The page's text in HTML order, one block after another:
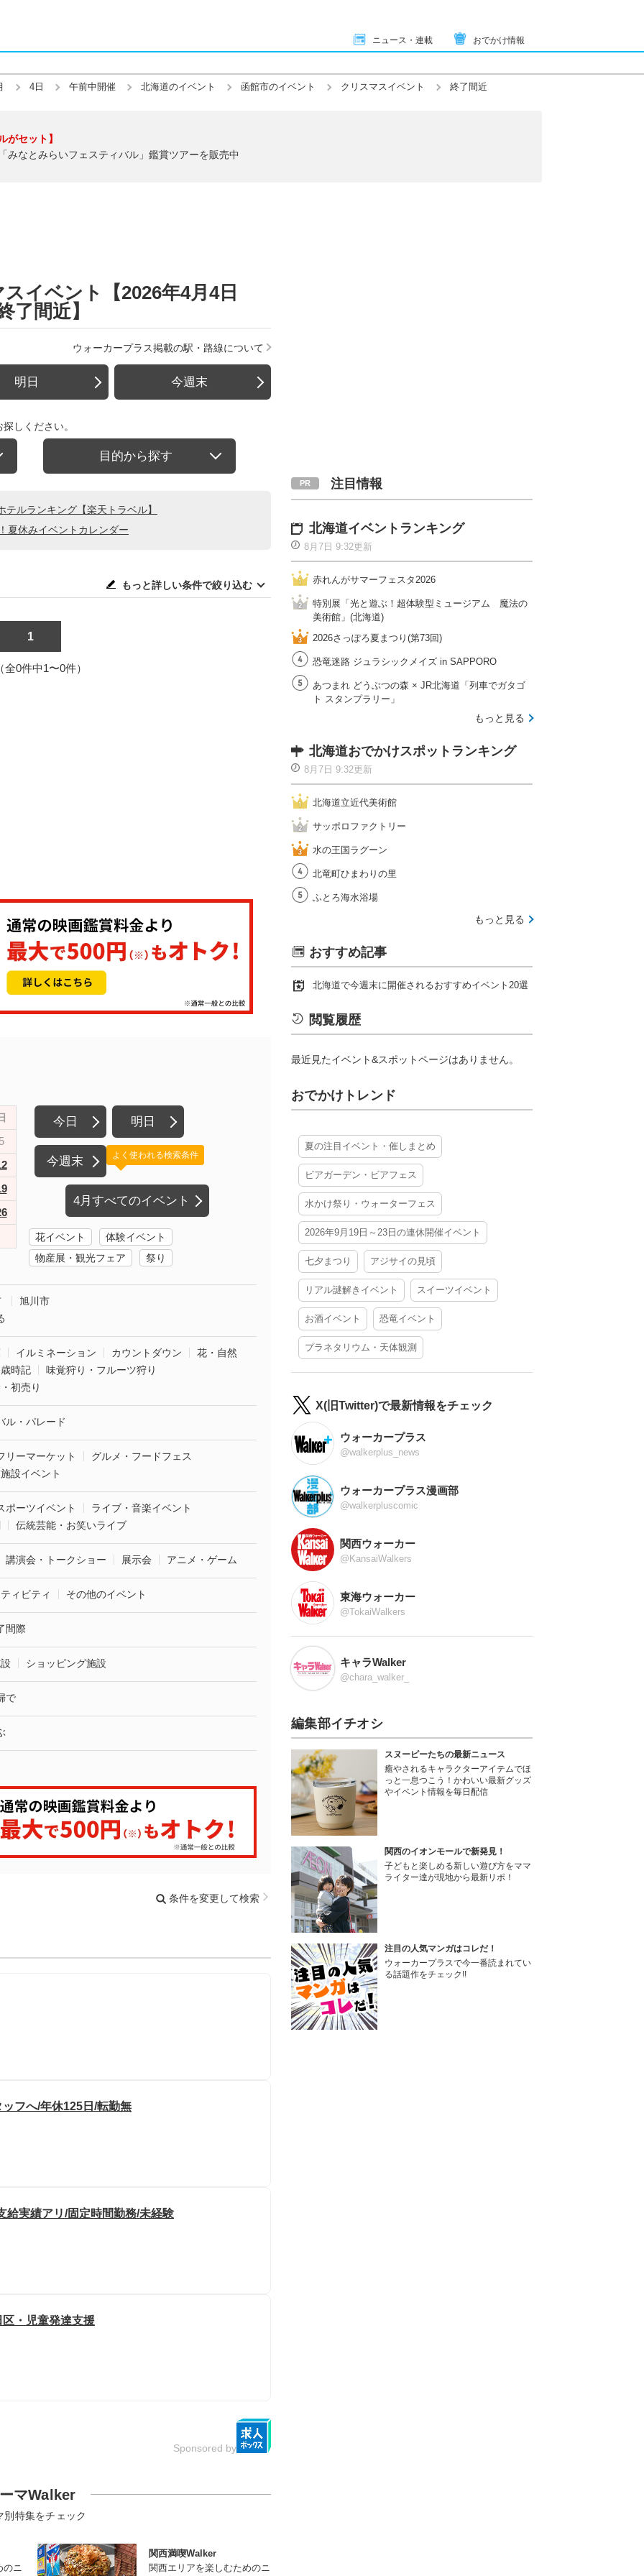
ニュース・連載 おでかけ情報
4日 午前中開催 北海道のイベント 函館市のイベント クリスマスイベント 終了間近
がセット】
みなとみらいフェスティバル」鑑賞ツアーを販売中
イベント【2026年4月4日
了間近】
ウォーカープラス掲載の駅・路線について
明日 今週末
しください。
目的から探す
ルランキング【楽天トラベル】
夏休みイベントカレンダー
もっと詳しい条件で絞り込む
1
全0件中1〜0件）
今日 明日
今週末
4月すべてのイベント
よく使われる検索条件
花イベント
体験イベント
物産展・観光フェア
祭り
旭川市
イルミネーション カウントダウン
花・自然
時記
味覚狩り・フルーツ狩り
初売り
ル・パレード
リーマーケット
グルメ・フードフェス
設イベント
ポーツイベント
ライブ・音楽イベント
伝統芸能・お笑いライブ
講演会・トークショー 展示会 アニメ・ゲーム
ィビティ その他のイベント
間際
ショッピング施設
で
条件を変更して検索
フへ/年休125日/転勤無
給実績アリ/固定時間勤務/未経験
・児童発達支援
Sponsored by
マWalker
別特集をチェック
のニ
関西満喫Walker
関西エリアを楽しむためのニ
注目情報
北海道イベントランキング
8月7日 9:32更新
赤れんがサマーフェスタ2026
特別展「光と遊ぶ！超体験型ミュージアム 魔法の
美術館」(北海道)
2026さっぽろ夏まつり(第73回)
恐竜迷路 ジュラシックメイズ in SAPPORO
あつまれ どうぶつの森 × JR北海道「列車でガタゴ
ト スタンプラリー」
もっと見る
北海道おでかけスポットランキング
8月7日 9:32更新
北海道立近代美術館
サッポロファクトリー
水の王国ラグーン
北竜町ひまわりの里
ふとろ海水浴場
もっと見る
おすすめ記事
北海道で今週末に開催されるおすすめイベント20選
閲覧履歴
最近見たイベント&スポットページはありません。
おでかけトレンド
夏の注目イベント・催しまとめ
ビアガーデン・ビアフェス
水かけ祭り・ウォーターフェス
2026年9月19日～23日の連休開催イベント
七夕まつり アジサイの見頃
リアル謎解きイベント スイーツイベント
お酒イベント 恐竜イベント
プラネタリウム・天体観測
X(旧Twitter)で最新情報をチェック
ウォーカープラス
@walkerplus_news
ウォーカープラス漫画部
@walkerpluscomic
関西ウォーカー
@KansaiWalkers
東海ウォーカー
@TokaiWalkers
キャラWalker
@chara_walker_
編集部イチオシ
スヌーピーたちの最新ニュース
癒やされるキャラクターアイテムでほ
っと一息つこう！かわいい最新グッズ
やイベント情報を毎日配信
関西のイオンモールで新発見！
子どもと楽しめる新しい遊び方をママ
ライター達が現地から最新リポ！
注目の人気マンガはコレだ！
ウォーカープラスで今一番読まれてい
る話題作をチェック!!